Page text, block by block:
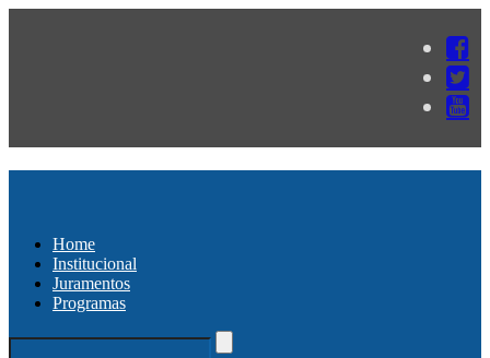
Home
Institucional
Juramentos
Programas